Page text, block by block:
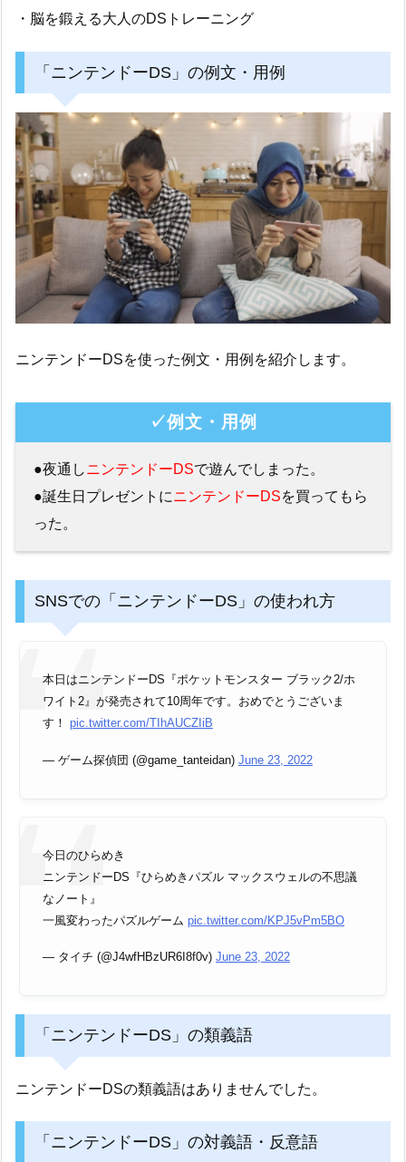
・脳を鍛える大人のDSトレーニング
「ニンテンドーDS」の例文・用例
ニンテンドーDSを使った例文・用例を紹介します。
✓例文・用例
●夜通しニンテンドーDSで遊んでしまった。
●誕生日プレゼントにニンテンドーDSを買ってもら
った。
SNSでの「ニンテンドーDS」の使われ方
本日はニンテンドーDS『ポケットモンスター ブラック2/ホ
ワイト2』が発売されて10周年です。おめでとうございま
す！ pic.twitter.com/TIhAUCZIiB
— ゲーム探偵団 (@game_tanteidan) June 23, 2022
今日のひらめき
ニンテンドーDS『ひらめきパズル マックスウェルの不思議
なノート』
一風変わったパズルゲーム pic.twitter.com/KPJ5vPm5BO
— タイチ (@J4wfHBzUR6I8f0v) June 23, 2022
「ニンテンドーDS」の類義語
ニンテンドーDSの類義語はありませんでした。
「ニンテンドーDS」の対義語・反意語